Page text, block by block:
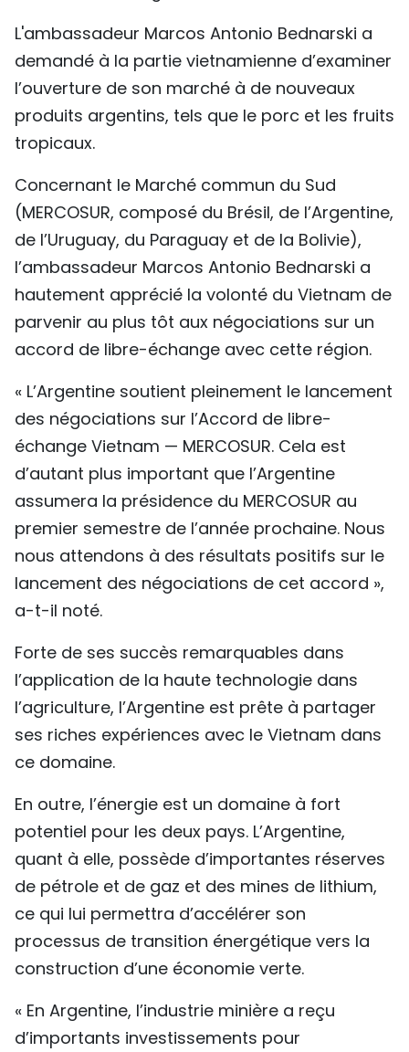
L'ambassadeur Marcos Antonio Bednarski a
demandé à la partie vietnamienne d’examiner
l’ouverture de son marché à de nouveaux
produits argentins, tels que le porc et les fruits
tropicaux.
Concernant le Marché commun du Sud
(MERCOSUR, composé du Brésil, de l’Argentine,
de l’Uruguay, du Paraguay et de la Bolivie),
l’ambassadeur Marcos Antonio Bednarski a
hautement apprécié la volonté du Vietnam de
parvenir au plus tôt aux négociations sur un
accord de libre-échange avec cette région.
« L’Argentine soutient pleinement le lancement
des négociations sur l’Accord de libre-
échange Vietnam — MERCOSUR. Cela est
d’autant plus important que l’Argentine
assumera la présidence du MERCOSUR au
premier semestre de l’année prochaine. Nous
nous attendons à des résultats positifs sur le
lancement des négociations de cet accord »,
a-t-il noté.
Forte de ses succès remarquables dans
l’application de la haute technologie dans
l’agriculture, l’Argentine est prête à partager
ses riches expériences avec le Vietnam dans
ce domaine.
En outre, l’énergie est un domaine à fort
potentiel pour les deux pays. L’Argentine,
quant à elle, possède d’importantes réserves
de pétrole et de gaz et des mines de lithium,
ce qui lui permettra d’accélérer son
processus de transition énergétique vers la
construction d’une économie verte.
« En Argentine, l’industrie minière a reçu
d’importants investissements pour